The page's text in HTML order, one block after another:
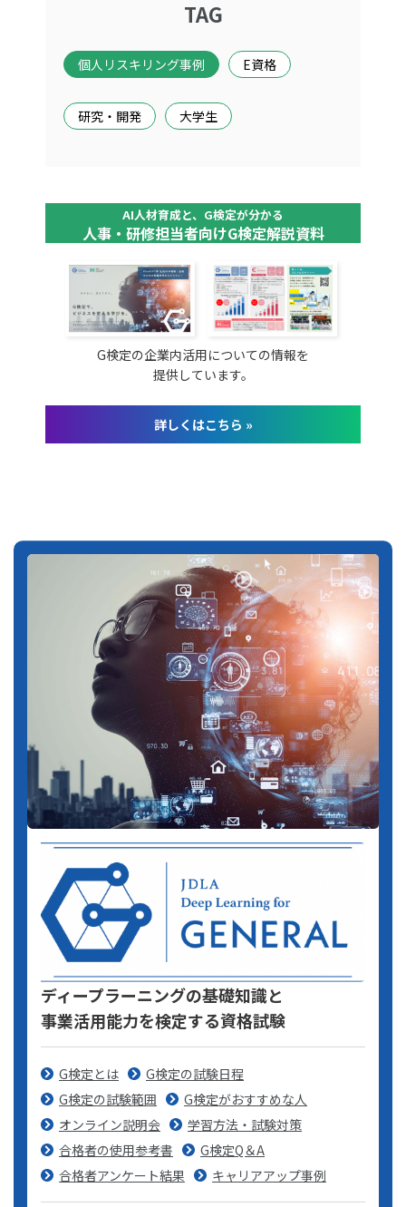
TAG
個人リスキリング事例 E資格
研究・開発 大学生
AI人材育成と、G検定が分かる
人事・研修担当者向けG検定解説資料
G検定の企業内活用についての情報を
提供しています。
詳しくはこちら »
ディープラーニングの基礎知識と
事業活用能力を検定する資格試験
G検定とは
G検定の試験日程
G検定の試験範囲
G検定がおすすめな人
オンライン説明会
学習方法・試験対策
合格者の使用参考書
G検定Q＆A
合格者アンケート結果
キャリアアップ事例